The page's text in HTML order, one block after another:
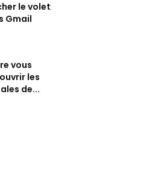
le volet
Gmail
vous
les
de...